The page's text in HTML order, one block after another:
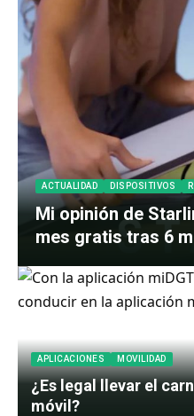
ACTUALIDAD DISPOSITIVOS
Mi opinión de
mes gratis tras 6
APLICACIONES MOVILIDAD
¿Es legal llevar el
móvil?